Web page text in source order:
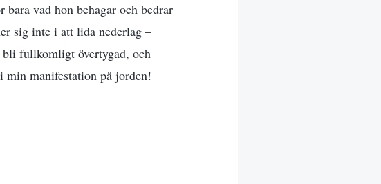
vad hon behagar och bedrar
sig inte i att lida nederlag –
fullkomligt övertygad, och
manifestation på jorden!